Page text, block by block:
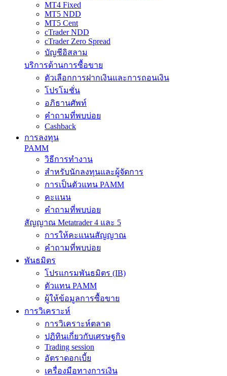
MT4 Fixed
MT5 NDD
MT5 Cent
cTrader NDD
cTrader Zero Spread
บัญชีอิสลาม
บริการด้านการซื้อขาย
ตัวเลือกการฝากเงินและการถอนเงิน
โปรโมชั่น
อภิธานศัพท์
คำถามที่พบบ่อย
Cashback
การลงทุน
PAMM
วิธีการทำงาน
สำหรับนักลงทุนและผู้จัดการ
การเป็นตัวแทน PAMM
คะแนน
คำถามที่พบบ่อย
สัญญาณ Metatrader 4 และ 5
การให้คะแนนสัญญาณ
คำถามที่พบบ่อย
พันธมิตร
โปรแกรมพันธมิตร (IB)
ตัวแทน PAMM
ผู้ให้ข้อมูลการซื้อขาย
การวิเคราะห์
การวิเคราะห์ตลาด
ปฏิทินเกี่ยวกับเศรษฐกิจ
Trading session
อัตราดอกเบี้ย
เครื่องมือทางการเงิน